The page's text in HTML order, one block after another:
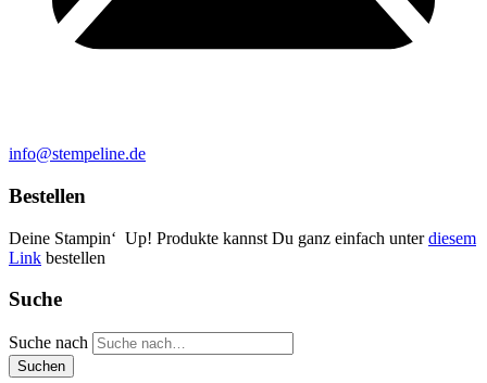
info@stempeline.de
Bestellen
Deine Stampin‘ Up! Produkte kannst Du ganz einfach unterdiesem
Link bestellen
Suche
Suche nach
Suchen